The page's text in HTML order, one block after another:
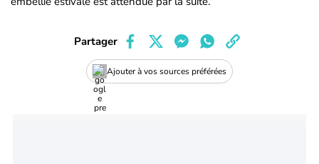
Ajouter à vos sources préférées
Partager